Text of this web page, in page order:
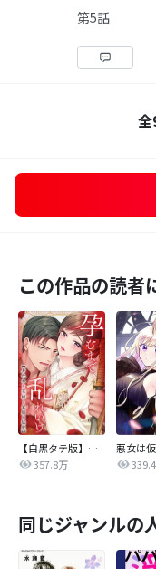
第5話
全
この作品の読者
【白黒タテ版】孕むまで乱れいけ～身代わり花嫁と軍服の猛愛
357.8万
同じジャンルの